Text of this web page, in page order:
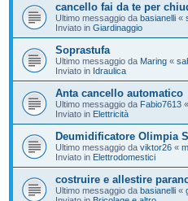
cancello fai da te per
Ultimo messaggio da basianelli «
Inviato in Giardinaggio
Soprastufa
Ultimo messaggio da Maring «
Inviato in Idraulica
Anta cancello automatico
Ultimo messaggio da Fabio7613 «
Inviato in Elettricità
Deumidificatore Olimpia
Ultimo messaggio da viktor26 «
Inviato in Elettrodomestici
costruire e allestire
Ultimo messaggio da basianelli «